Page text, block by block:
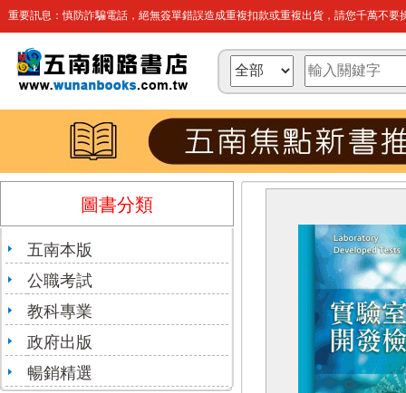
重要訊息：慎防詐騙電話，絕無簽單錯誤造成重複扣款或重複出貨，請您千萬不要
圖書分類
五南本版
公職考試
教科專業
政府出版
暢銷精選